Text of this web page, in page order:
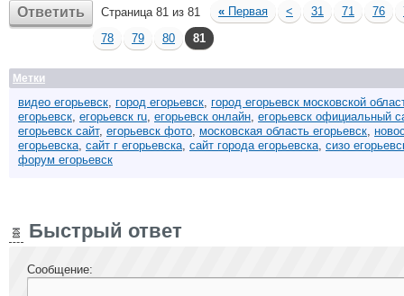
Ответить Страница 81 из 81 « Первая < 31 71 76
78
79 80 81
Метки
видео егорьевск, город егорьевск, город егорьевск московской
егорьевск, егорьевск ru, егорьевск онлайн, егорьевск официальный
егорьевск сайт, егорьевск фото, московская область егорьевск,
егорьевска, сайт г егорьевска, сайт города егорьевска, сизо
форум егорьевск
Быстрый ответ
Сообщение: